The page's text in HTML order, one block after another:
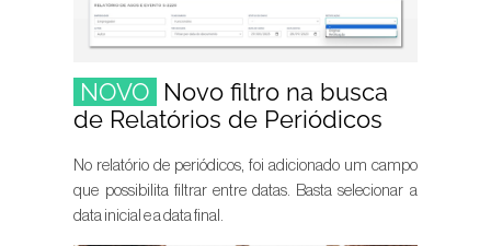
NOVO Novo filtro na busca
de Relatórios de Periódicos
No relatório de periódicos, foi adicionado um campo
que possibilita filtrar entre datas. Basta selecionar a
data inicial e a data final.